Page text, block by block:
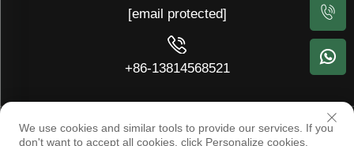
[email protected]
+86-13814568521
Autoriõigus © Wujiang Xinyang Textile Co., Ltd. Kõik õigused tagatud
- Blogi-Privaatsuspoliitika
We use cookies and similar tools to provide our services. If you
don't want to accept all cookies, click Personalize cookies.